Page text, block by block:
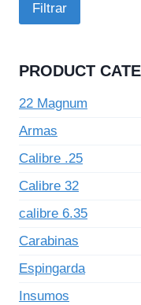
Filtrar
PRODUCT
22 Magnum
Armas
Calibre .25
Calibre 32
calibre 6.35
Carabinas
Espingarda
Insumos